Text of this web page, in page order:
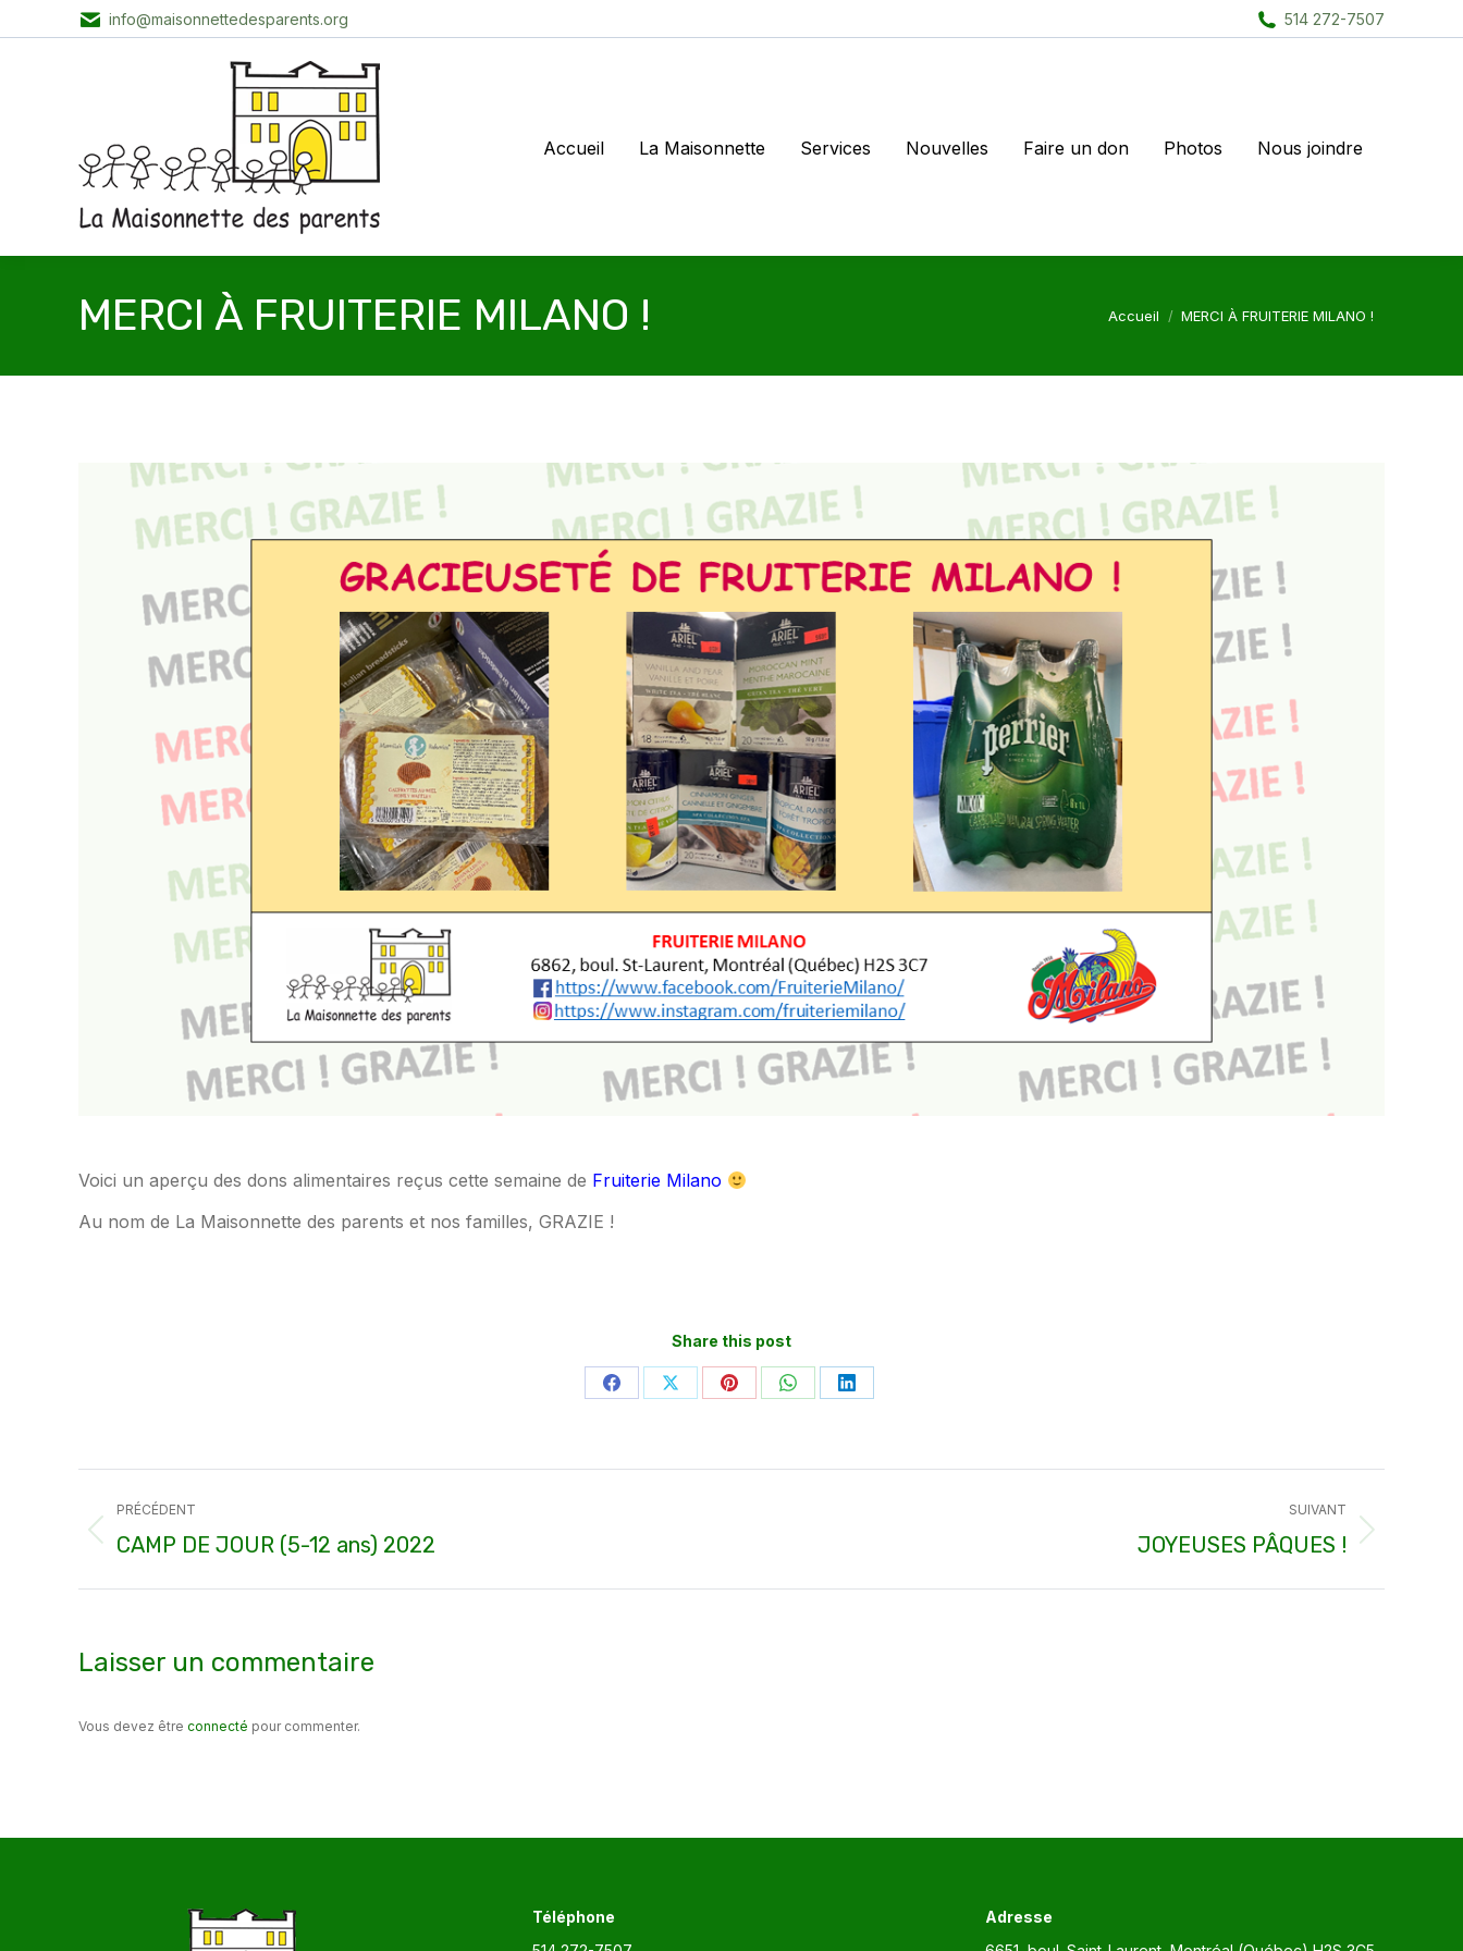
info@maisonnettedesparents.org 514 272-7507
Accueil La Maisonnette Services Nouvelles Faire un don Photos Nous joindre
MERCI À FRUITERIE MILANO ! Vous êtes ici :
Accueil MERCI À FRUITERIE MILANO !
Voici un aperçu des dons alimentaires reçus cette semaine de Fruiterie Milano
Au nom de La Maisonnette des parents et nos familles, GRAZIE !
Share this post
PartagerPartagerPartagerPartagerPartager
Navigation
article
PRÉCÉDENT
Article
CAMP DE JOUR (5-12 ans) 2022
SUIVANT
JOYEUSES PÂQUES !
Laisser un commentaire
Vous devez être connecté pour commenter.
Téléphone
Adresse